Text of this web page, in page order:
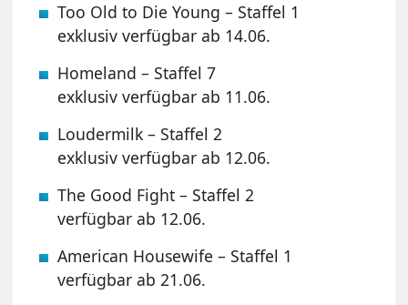
Too Old to Die Young – Staffel 1
exklusiv verfügbar ab 14.06.
Homeland – Staffel 7
exklusiv verfügbar ab 11.06.
Loudermilk – Staffel 2
exklusiv verfügbar ab 12.06.
The Good Fight – Staffel 2
verfügbar ab 12.06.
American Housewife – Staffel 1
verfügbar ab 21.06.